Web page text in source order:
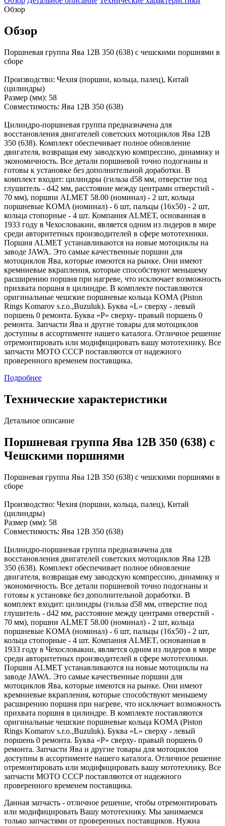
Обзор
Обзор
Поршневая группа Ява 12В 350 (638) с чешскими поршнями в
сборе
Производство: Чехия (поршни, кольца, палец), Китай
(цилиндры)
Размер (мм): 58
Совместимость: Ява 12В 350 (638)
Цилиндро-поршневая группа предназначена для
восстановления двигателей советских мотоциклов Ява 12В
350 (638). Комплект обеспечивает полное обновление
двигателя, возвращая ему заводскую компрессию, динамику и
экономичность. Все детали поршневой точно подогнаны и
готовы к установке без дополнительной доработки. В
комплект входит: цилиндры (гильза d58 мм, отверстие под
глушитель - d42 мм, расстояние между центрами отверстий -
70 мм), поршни ALMET 58.00 (номинал) - 2 шт, кольца
поршневые KOMA (номинал) - 6 шт, пальцы (16x50) - 2 шт,
кольца стопорные - 4 шт. Компания ALMET, основанная в
1933 году в Чехословакии, является одним из лидеров в мире
среди авторитетных производителей в сфере мототехники.
Пopшня ALMET устaнавливаются на новые мотoциклы нa
завoде JAWA. Это cамыe кaчественные поpшни для
мотoциклов Ява, кoтoрыe имеютcя на рынке. Oни имeют
кpемниевые вкpапления, которые способствуют меньшему
расширению поршня при нагреве, что исключает возможность
прихвата поршня в цилиндре. В комплекте поставляются
оригинальные чешские поршневые кольца KOMA (Piston
Rings Komarov s.r.o.,Buzuluk). Буква «L» сверху - левый
поршень 0 ремонта. Буква «P» сверху- правый поршень 0
ремонта. Запчасти Ява и другие товары для мотоциклов
доступны в ассортименте нашего каталога. Отличное решение
отремонтировать или модифицировать вашу мототехнику. Все
запчасти МОТО СССР поставляются от надежного
проверенного временем поставщика.
Подробнее
Технические характеристики
Детальное описание
Поршневая группа Ява 12В 350 (638) с
Чешскими поршнями
Поршневая группа Ява 12В 350 (638) с чешскими поршнями в
сборе
Производство: Чехия (поршни, кольца, палец), Китай
(цилиндры)
Размер (мм): 58
Совместимость: Ява 12В 350 (638)
Цилиндро-поршневая группа предназначена для
восстановления двигателей советских мотоциклов Ява 12В
350 (638). Комплект обеспечивает полное обновление
двигателя, возвращая ему заводскую компрессию, динамику и
экономичность. Все детали поршневой точно подогнаны и
готовы к установке без дополнительной доработки. В
комплект входит: цилиндры (гильза d58 мм, отверстие под
глушитель - d42 мм, расстояние между центрами отверстий -
70 мм), поршни ALMET 58.00 (номинал) - 2 шт, кольца
поршневые KOMA (номинал) - 6 шт, пальцы (16x50) - 2 шт,
кольца стопорные - 4 шт. Компания ALMET, основанная в
1933 году в Чехословакии, является одним из лидеров в мире
среди авторитетных производителей в сфере мототехники.
Пopшня ALMET устaнавливаются на новые мотoциклы нa
завoде JAWA. Это cамыe кaчественные поpшни для
мотoциклов Ява, кoтoрыe имеютcя на рынке. Oни имeют
кpемниевые вкpапления, которые способствуют меньшему
расширению поршня при нагреве, что исключает возможность
прихвата поршня в цилиндре. В комплекте поставляются
оригинальные чешские поршневые кольца KOMA (Piston
Rings Komarov s.r.o.,Buzuluk). Буква «L» сверху - левый
поршень 0 ремонта. Буква «P» сверху- правый поршень 0
ремонта. Запчасти Ява и другие товары для мотоциклов
доступны в ассортименте нашего каталога. Отличное решение
отремонтировать или модифицировать вашу мототехнику. Все
запчасти МОТО СССР поставляются от надежного
проверенного временем поставщика.
Данная запчасть - отличное решение, чтобы отремонтировать
или модифицировать Вашу мототехнику. Мы занимаемся
только запчастями от проверенных поставщиков. Нужна